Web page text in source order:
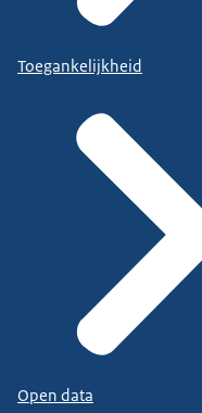
Toegankelijkheid
Open data